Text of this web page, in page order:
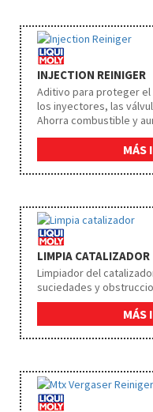
INJECTION REINIGER
Aditivo para proteger
los inyectores, las
Ahorra combustible y
eficazmente la
alargando su vida útilMÁS
LIMPIA CATALIZADOR
Limpiador del
suciedades y
MÁS